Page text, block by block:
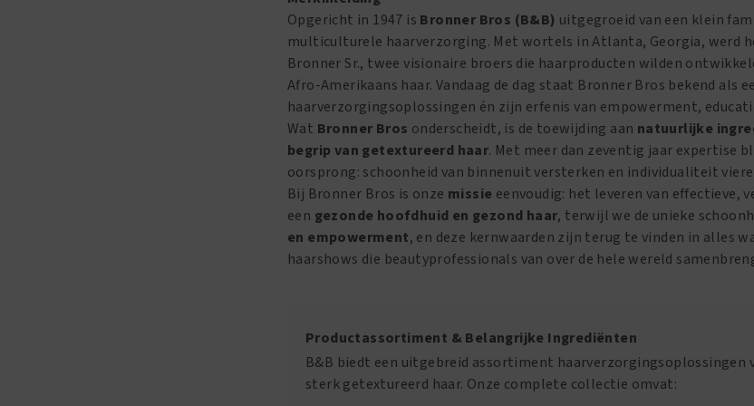
Opgericht in 1947 is Bronner Bros (B&B) uitgegroeid van een klein
multiculturele haarverzorging. Met wortels in Atlanta, Georgia, werd
Bronner Sr., twee visionaire broers die haarproducten wilden
Afro-Amerikaans haar. Vandaag de dag staat Bronner Bros bekend
haarverzorgingsoplossingen én zijn erfenis van empowerment,
Wat Bronner Bros onderscheidt, is de toewijding aan natuurlijke
begrip van getextureerd haar. Met meer dan zeventig jaar
oorsprong: schoonheid van binnenuit versterken en individualiteit
Bij Bronner Bros is onze missie eenvoudig: het leveren van effectieve,
een gezonde hoofdhuid en gezond haar, terwijl we de unieke
en empowerment, en deze kernwaarden zijn terug te vinden in alles
haarshows die beautyprofessionals van over de hele wereld
Productassortiment & Belangrijke Ingrediënten
B&B biedt een uitgebreid assortiment
sterk getextureerd haar. Onze complete collectie omvat: